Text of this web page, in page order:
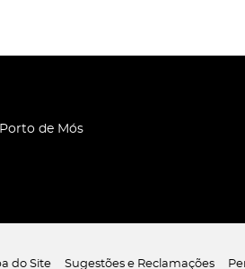
de Mós
do Site Sugestões e Reclamações